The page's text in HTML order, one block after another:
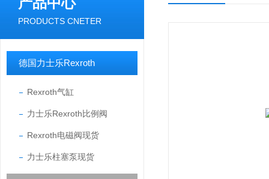
PRODUCTS CNETER
德国力士乐Rexroth
Rexroth气缸
力士乐Rexroth比例阀
Rexroth电磁阀现货
力士乐柱塞泵现货